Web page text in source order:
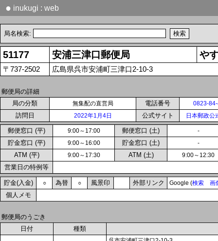
● inukugi : web
局名検索:
51177 安浦三津口郵便局 や
〒737-2502 広島県呉市安浦町三津口2-10-3
郵便局の詳細
局の分類
無集配の直営局 電話番号 0823-
訪問日 2022年1月4日 公式サイト 日本郵政公
郵便窓口 (平) 9:00～17:00 郵便窓口 (土) -
貯金窓口 (平) 9:00～16:00 貯金窓口 (土) -
ATM (平) 9:00～17:30 ATM (土) 9:00～12:30
営業日の特例等
貯金(入金) ○ 為替 ○ 風景印 外部リンク Google (検索 画
個人メモ
郵便局のうごき
日付
種類